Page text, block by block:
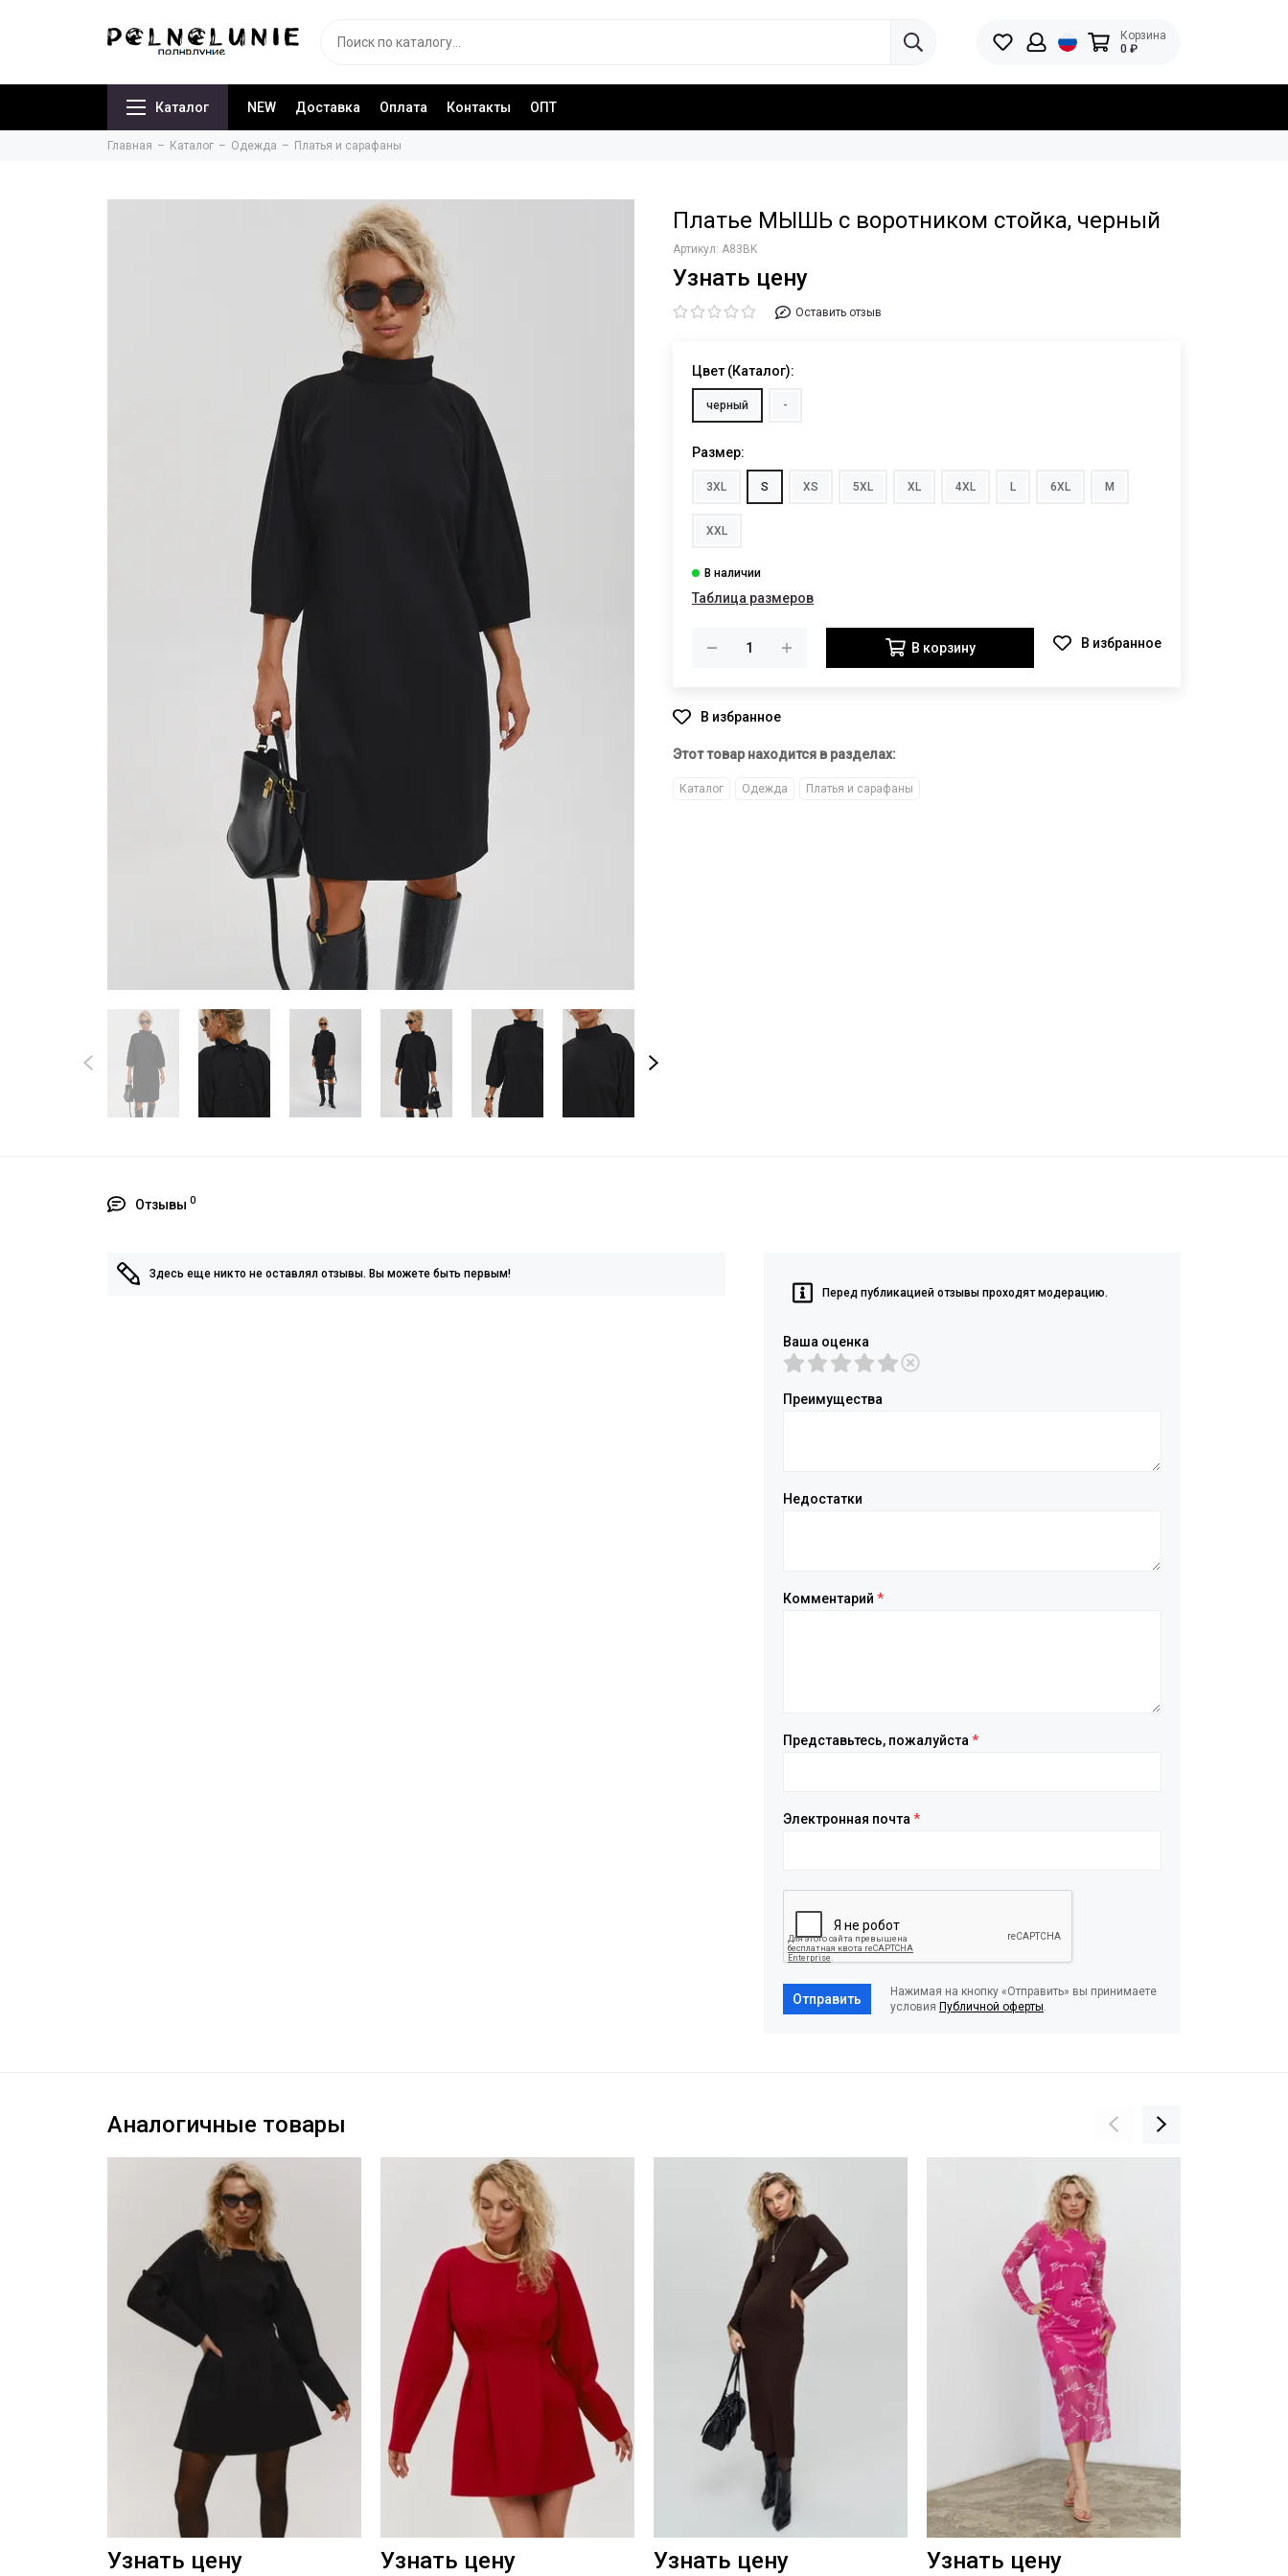
Корзина
0 ₽
Каталог NEW Доставка Оплата Контакты ОПТ
Главная Каталог Одежда Платья и сарафаны
Платье МЫШЬ с воротником стойка, черный
Артикул: A83BK
Узнать цену
Оставить отзыв
Цвет (Каталог):
черный -
Размер:
3XL S XS 5XL XL 4XL L 6XL M
XXL
Таблица размеров
В корзину
Этот товар находится в разделах:
Каталог Одежда Платья и сарафаны
Отзывы 0
Здесь еще никто не оставлял отзывы. Вы можете быть первым!
Перед публикацией отзывы проходят модерацию.
Ваша оценка
Преимущества
Недостатки
Комментарий *
Представьтесь, пожалуйста *
Электронная почта *
Отправить
Нажимая на кнопку «Отправить» вы принимаете
условия Публичной оферты
Аналогичные товары
Узнать цену Узнать цену Узнать цену Узнать цену